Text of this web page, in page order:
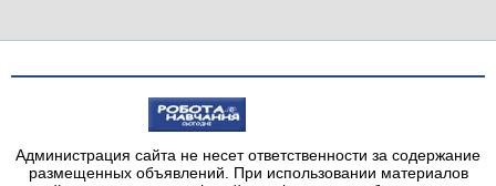
Администрация сайта не несет ответственности за содержание
размещенных объявлений. При использовании материалов